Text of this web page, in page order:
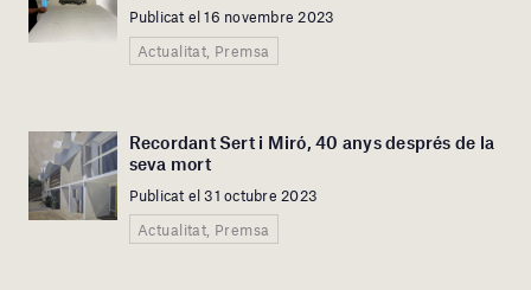
Publicat el 16 novembre 2023
Actualitat, Premsa
Recordant Sert i Miró, 40 anys després de la
seva mort
Publicat el 31 octubre 2023
Actualitat, Premsa